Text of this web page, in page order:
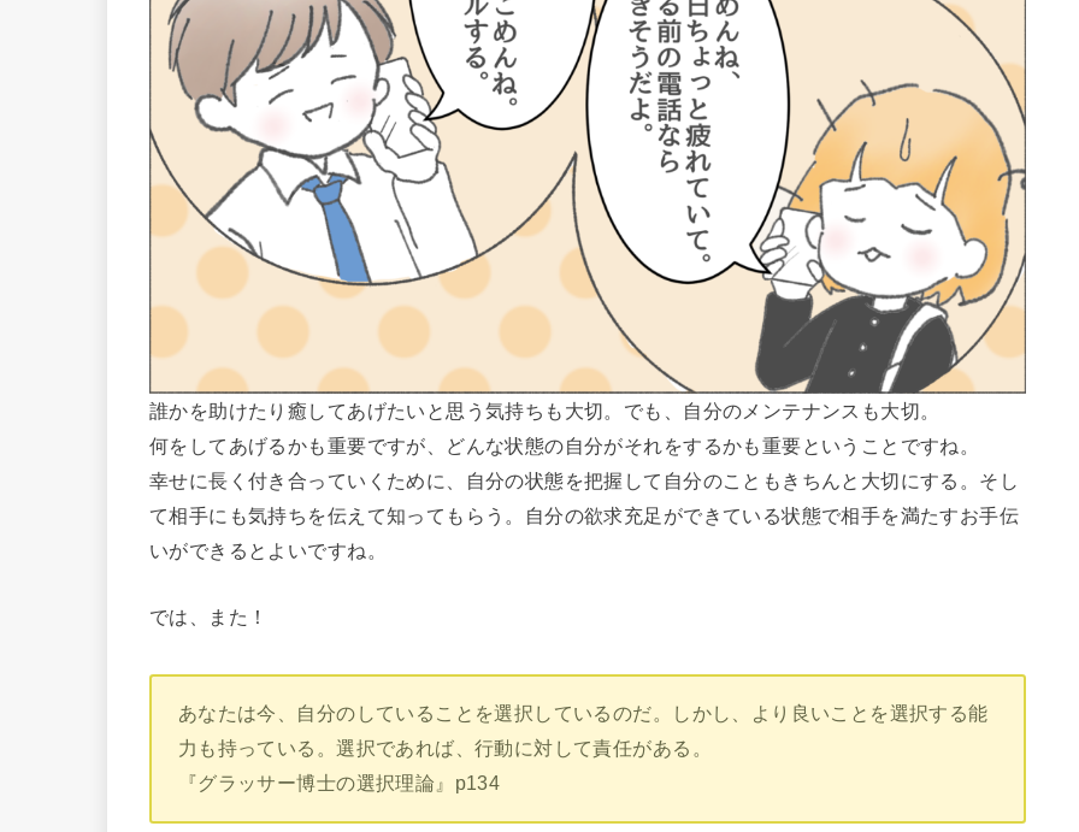
誰かを助けたり癒してあげたいと思う気持ちも大切。でも、自分のメンテナンスも大切。
何をしてあげるかも重要ですが、どんな状態の自分がそれをするかも重要ということですね。
幸せに長く付き合っていくために、自分の状態を把握して自分のこともきちんと大切にする。そし
て相手にも気持ちを伝えて知ってもらう。自分の欲求充足ができている状態で相手を満たすお手伝
いができるとよいですね。
では、また！
あなたは今、自分のしていることを選択しているのだ。しかし、より良いことを選択する能
力も持っている。選択であれば、行動に対して責任がある。
『グラッサー博士の選択理論』p134